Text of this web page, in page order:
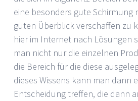
eine besonders gute Schirmung
guten Überblick verschaffen zu
hier im Internet nach Lösungen
man nicht nur die einzelnen
die Bereich für die diese
dieses Wissens kann man dann
Entscheidung treffen, die dann